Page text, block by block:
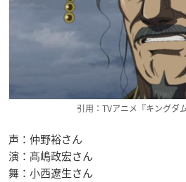
引用：TVアニメ『キングダム
声：仲野裕さん
演：髙嶋政宏さん
舞：小西遼生さん